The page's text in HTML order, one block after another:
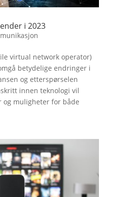
i 2023
virtual network operator)
betydelige endringer i
og etterspørselen
innen teknologi vil
muligheter for både